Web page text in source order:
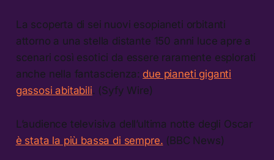
La scoperta di sei nuovi esopianeti orbitanti
attorno a una stella distante 150 anni luce apre a
scenari così esotici da essere raramente esplorati
anche nella fantascienza: due pianeti giganti
gassosi abitabili. (Syfy Wire)
L’audience televisiva dell’ultima notte degli Oscar
è stata la più bassa di sempre. (BBC News)